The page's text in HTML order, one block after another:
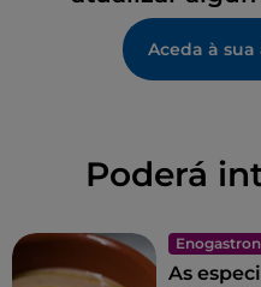
Aceda à
Poderá
As